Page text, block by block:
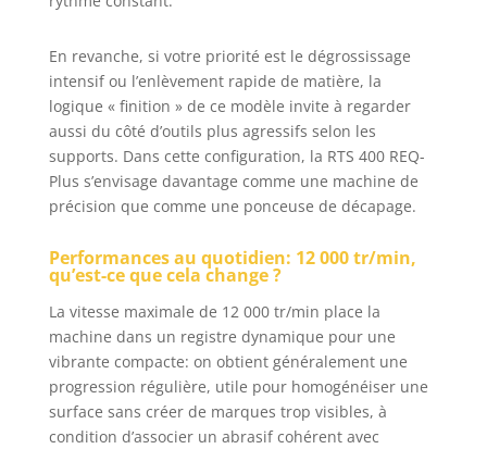
En revanche, si votre priorité est le dégrossissage
intensif ou l’enlèvement rapide de matière, la
logique « finition » de ce modèle invite à regarder
aussi du côté d’outils plus agressifs selon les
supports. Dans cette configuration, la RTS 400 REQ-
Plus s’envisage davantage comme une machine de
précision que comme une ponceuse de décapage.
Performances au quotidien: 12 000 tr/min,
qu’est-ce que cela change ?
La vitesse maximale de 12 000 tr/min place la
machine dans un registre dynamique pour une
vibrante compacte: on obtient généralement une
progression régulière, utile pour homogénéiser une
surface sans créer de marques trop visibles, à
condition d’associer un abrasif cohérent avec